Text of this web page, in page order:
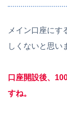
メイン口座にす
しくないと思い
口座開設後、
すね。